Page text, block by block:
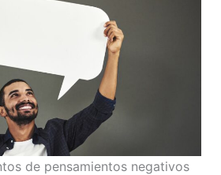
de pensamientos negativos